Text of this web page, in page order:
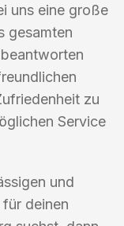
uns eine große
gesamten
zu
Service
und
deinen